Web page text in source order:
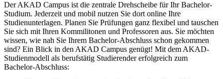
Der AKAD Campus ist die zentrale Drehscheibe für Ihr Bachelor-
Studium. Jederzeit und mobil nutzen Sie dort online Ihre
Studienunterlagen. Planen Sie Prüfungen ganz flexibel und tauschen
Sie sich mit Ihren Kommilitonen und Professoren aus. Sie möchten
wissen, wie nah Sie Ihrem Bachelor-Abschluss schon gekommen
sind? Ein Blick in den AKAD Campus genügt! Mit dem AKAD-
Studienmodell als berufstätig Studierender erfolgreich zum
Bachelor-Abschluss: